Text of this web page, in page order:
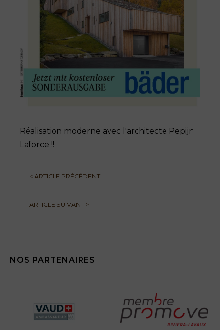
Réalisation moderne avec l'architecte Pepijn
Laforce !!
< ARTICLE PRÉCÉDENT
ARTICLE SUIVANT >
NOS PARTENAIRES